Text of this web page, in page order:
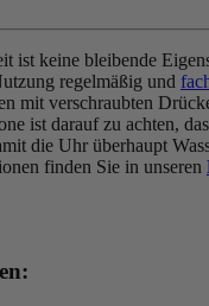
ist keine bleibende
regelmäßig und
mit verschraubten
ist darauf zu achten,
die Uhr überhaupt
finden Sie in unseren